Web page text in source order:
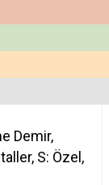
Demir,
S: Özel,